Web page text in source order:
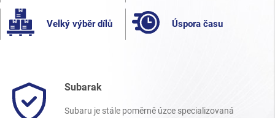
Velký výběr dílů Úspora času
Subarak
Subaru je stále poměrně úzce specializovaná